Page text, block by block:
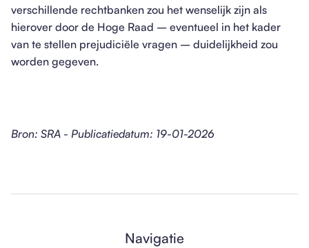
verschillende rechtbanken zou het wenselijk zijn als
hierover door de Hoge Raad – eventueel in het kader
van te stellen prejudiciële vragen – duidelijkheid zou
worden gegeven.
Bron: SRA - Publicatiedatum: 19-01-2026
Navigatie